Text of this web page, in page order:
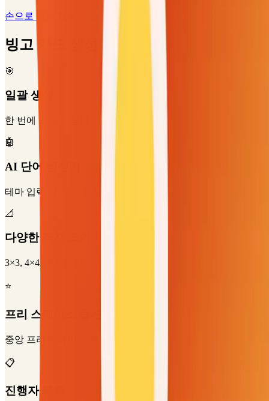
손으로 직접 채울 수 있는 인쇄용 빈 빙고 카드 만들기
빙고 카드 생성기 기능
🎯
일괄 생성
한 번에 최대 30장의 고유 카드 생성
🤖
AI 단어 생성기
테마 입력 시 AI가 즉시 단어 목록 생성
📐
다양한 격자 크기
3×3, 4×4, 5×5 중 선택
⭐
프리 스페이스 옵션
중앙 프리 스페이스 켜기/끄기
📋
진행자 목록